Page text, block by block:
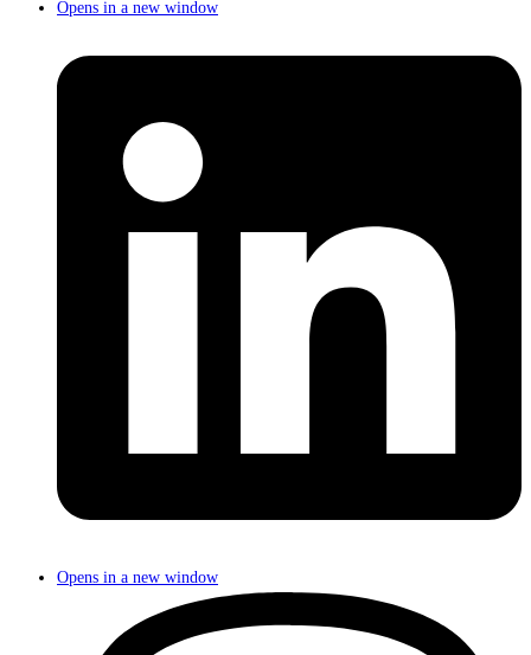
Opens in a new window
Opens in a new window